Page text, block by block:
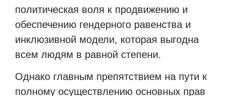
политическая воля к продвижению и
обеспечению гендерного равенства и
инклюзивной модели, которая выгодна
всем людям в равной степени.
Однако главным препятствием на пути к
полному осуществлению основных прав